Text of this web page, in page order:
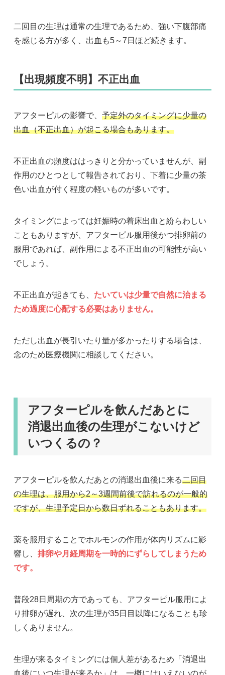
二回目の生理は通常の生理であるため、強い下腹部痛
を感じる方が多く、出血も5～7日ほど続きます。
【出現頻度不明】不正出血
アフターピルの影響で、 予定外のタイミングに少量の
出血（不正出血）が起こる場合もあります。
不正出血の頻度ははっきりと分かっていませんが、副
作用のひとつとして報告されており、下着に少量の茶
色い出血が付く程度の軽いものが多いです。
タイミングによっては妊娠時の着床出血と紛らわしい
こともありますが、アフターピル服用後かつ排卵前の
服用であれば、副作用による不正出血の可能性が高い
でしょう。
不正出血が起きても、 たいていは少量で自然に治まる
ため過度に心配する必要はありません。
ただし出血が長引いたり量が多かったりする場合は、
念のため医療機関に相談してください。
アフターピルを飲んだあとに
消退出血後の生理がこないけど
いつくるの？
アフターピルを飲んだあとの消退出血後に来る二回目
の生理は、服用から2～3週間前後で訪れるのが一般的
ですが、生理予定日から数日ずれることもあります。
薬を服用することでホルモンの作用が体内リズムに影
響し、 排卵や月経周期を一時的にずらしてしまうため
です。
普段28日周期の方であっても、アフターピル服用によ
り排卵が遅れ、次の生理が35日目以降になることも珍
しくありません。
生理が来るタイミングには個人差があるため「消退出